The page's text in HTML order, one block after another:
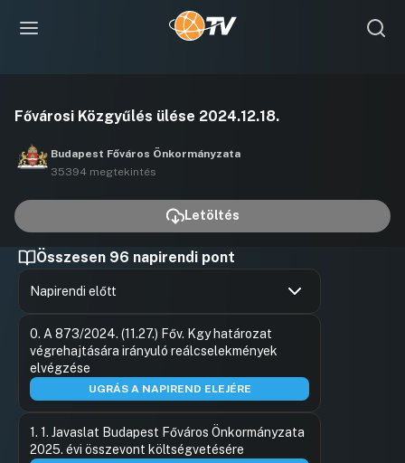
Fővárosi Közgyűlés ülése 2024.12.18.
Budapest Főváros Önkormányzata
35394 megtekintés
Letöltés
Összesen 96 napirendi pont
Napirendi előtt
0. A 873/2024. (11.27.) Főv. Kgy határozat
végrehajtására irányuló reálcselekmények
elvégzése
UGRÁS A NAPIREND ELEJÉRE
1. 1. Javaslat Budapest Főváros Önkormányzata
2025. évi összevont költségvetésére